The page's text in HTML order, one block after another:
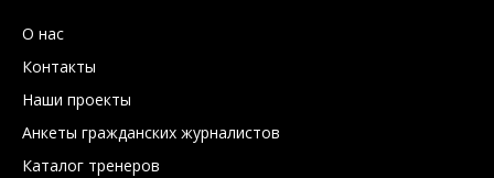
О нас
Контакты
Наши проекты
Анкеты гражданских журналистов
Каталог тренеров